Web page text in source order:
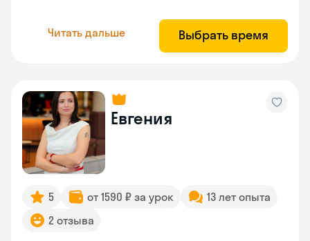
Читать дальше Выбрать время
Евгения
5 от 1590 ₽ за урок
13 лет опыта
2 отзыва